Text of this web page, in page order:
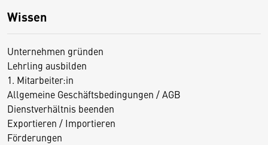
Wissen
Unternehmen gründen
Lehrling ausbilden
1. Mitarbeiter:in
Allgemeine Geschäftsbedingungen / AGB
Dienstverhältnis beenden
Exportieren / Importieren
Förderungen